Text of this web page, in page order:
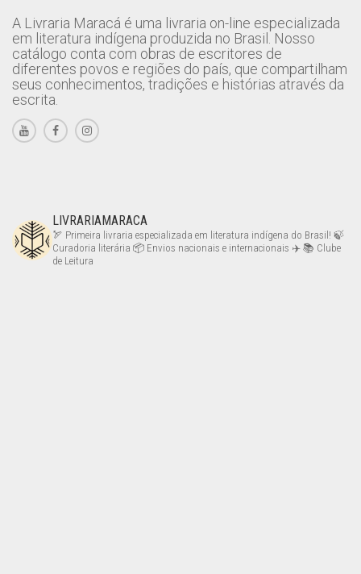
A Livraria Maracá é uma livraria on-line especializada
em literatura indígena produzida no Brasil. Nosso
catálogo conta com obras de escritores de
diferentes povos e regiões do país, que compartilham
seus conhecimentos, tradições e histórias através da
escrita.
LIVRARIAMARACA
🏹 Primeira livraria especializada em literatura indígena do Brasil! 🍃
Curadoria literária 📦 Envios nacionais e internacionais ✈️ 📚 Clube
de Leitura